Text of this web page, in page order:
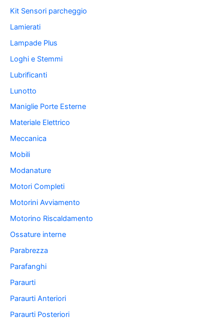
Kit Sensori parcheggio
Lamierati
Lampade Plus
Loghi e Stemmi
Lubrificanti
Lunotto
Maniglie Porte Esterne
Materiale Elettrico
Meccanica
Mobili
Modanature
Motori Completi
Motorini Avviamento
Motorino Riscaldamento
Ossature interne
Parabrezza
Parafanghi
Paraurti
Paraurti Anteriori
Paraurti Posteriori